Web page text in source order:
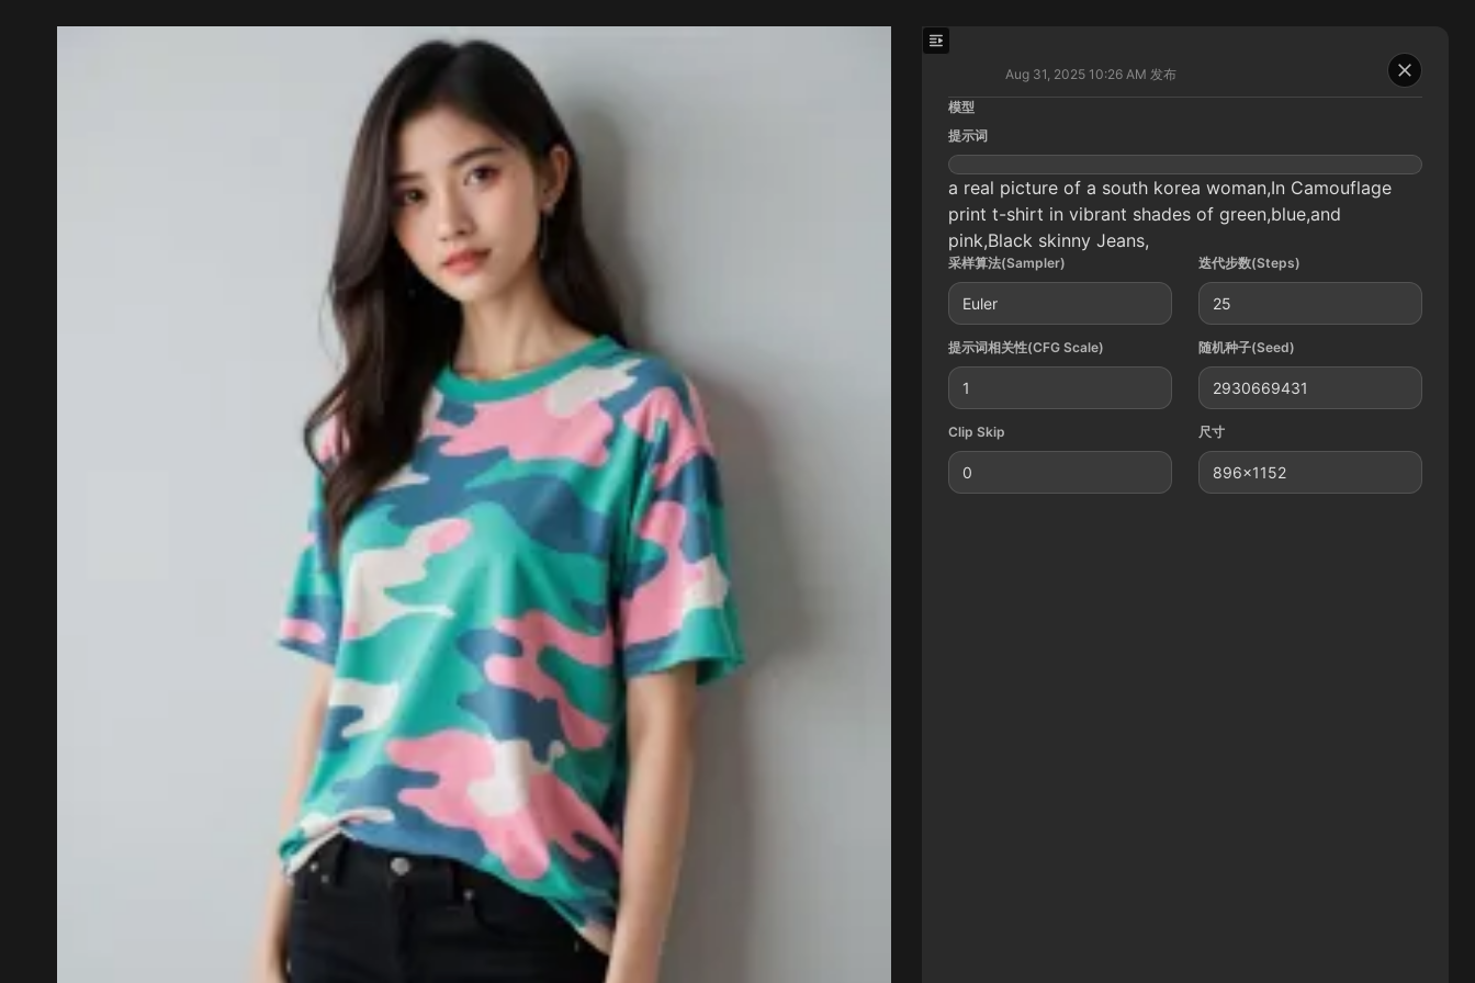
Aug 31, 2025 10:26 AM 发布
模型
提示词
a real picture of a south korea woman,In Camouflage
print t-shirt in vibrant shades of green,blue,and
pink,Black skinny Jeans,
采样算法(Sampler)
Euler
迭代步数(Steps)
25
提示词相关性(CFG Scale)
1
随机种子(Seed)
2930669431
Clip Skip
0
尺寸
896x1152